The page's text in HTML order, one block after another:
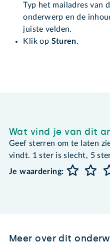
Typ het mailadres van
onderwerp en de
juiste velden.
Klik op Sturen.
Wat vind je van dit
Geef sterren om te laten
vindt. 1 ster is slecht, 5
Je waardering:
Meer over dit